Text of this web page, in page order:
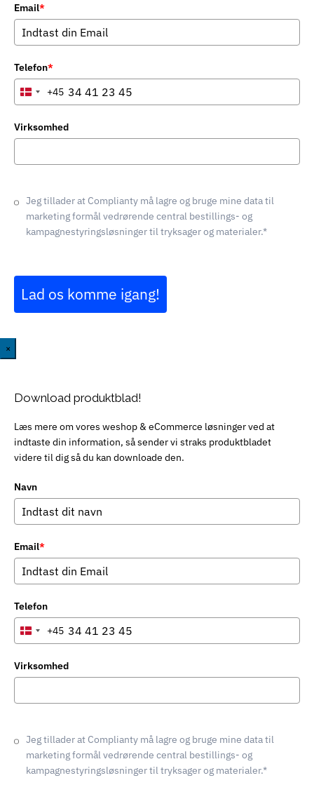
Email*
Telefon*
Denmark
+45
Virksomhed
Jeg tillader at Complianty må lagre og bruge mine data til
marketing formål vedrørende central bestillings- og
kampagnestyringsløsninger til tryksager og materialer.*
Lad os komme igang!
×
Download produktblad!
Læs mere om vores weshop & eCommerce løsninger ved at
indtaste din information, så sender vi straks produktbladet
videre til dig så du kan downloade den.
Navn
Email*
Telefon
Denmark
+45
Virksomhed
Jeg tillader at Complianty må lagre og bruge mine data til
marketing formål vedrørende central bestillings- og
kampagnestyringsløsninger til tryksager og materialer.*